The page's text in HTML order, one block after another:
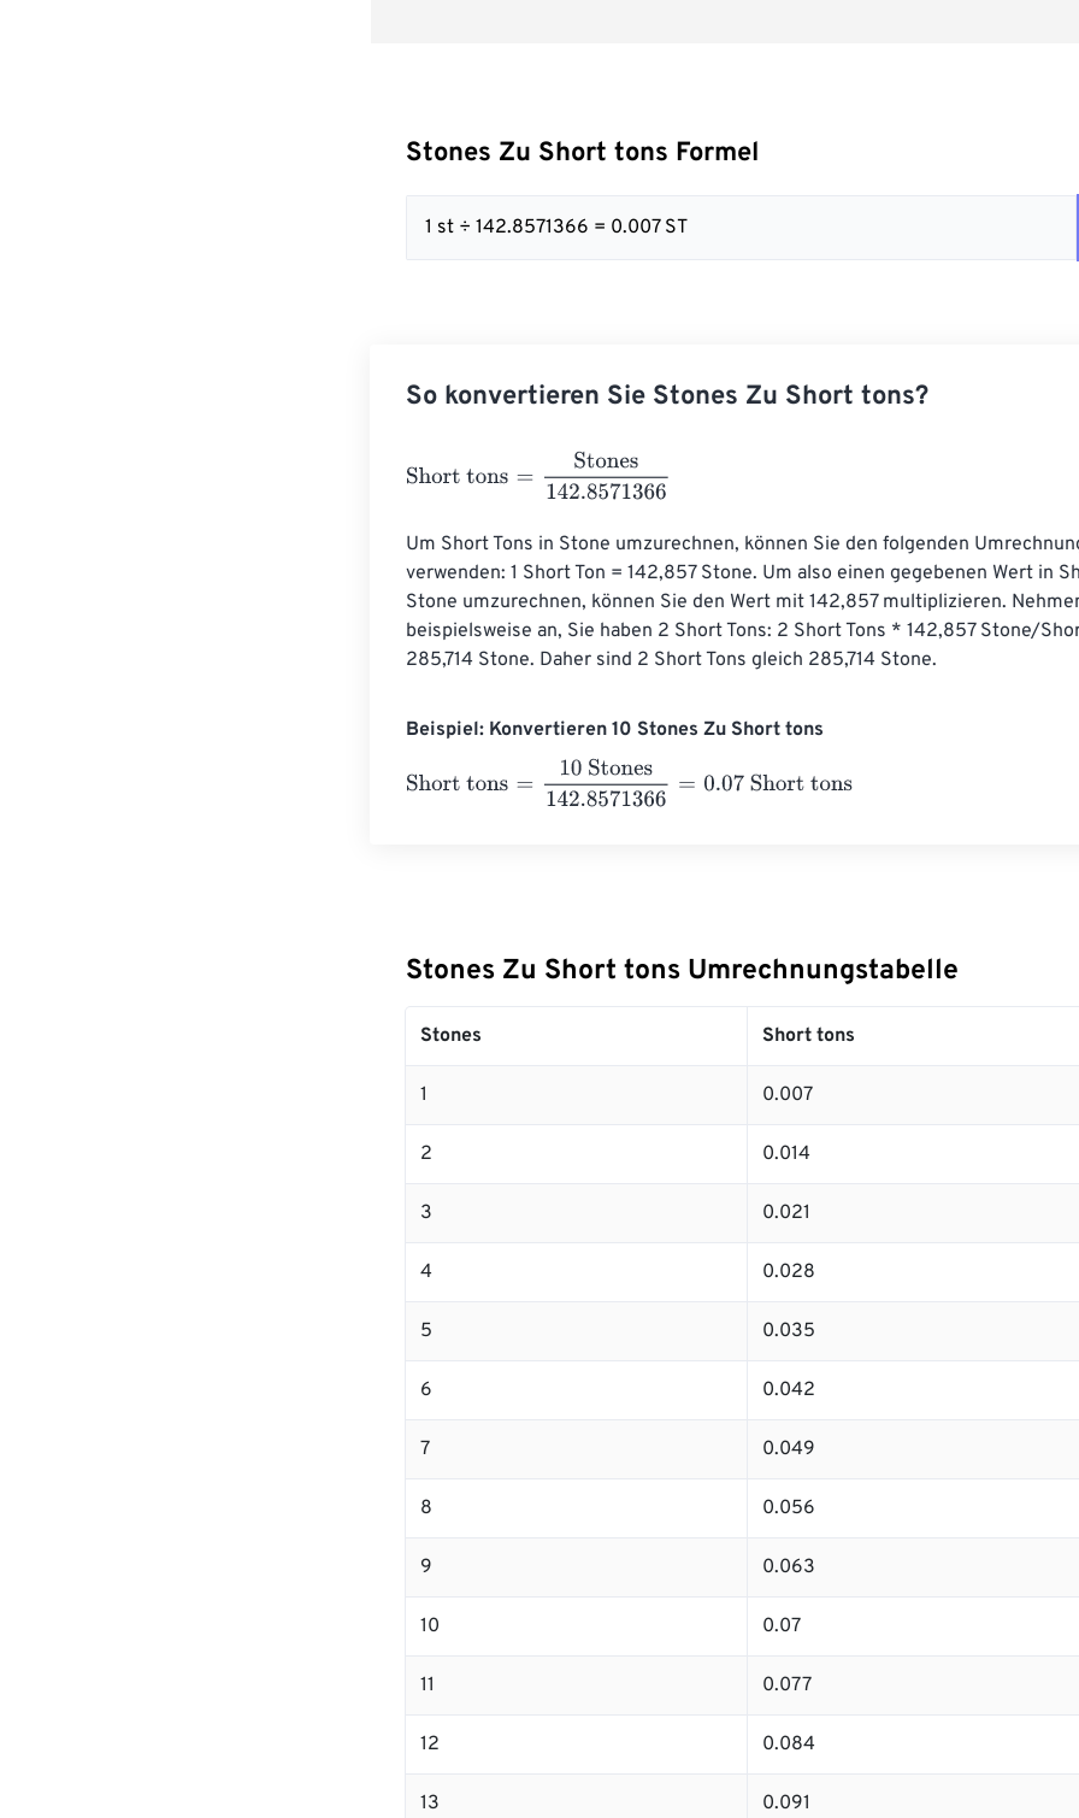
Stones Zu Short tons Formel
1 st ÷ 142.8571366 = 0.007 ST
So konvertieren Sie Stones Zu Short tons?
Short tons 142.8571366
Um Short Tons in Stone umzurechnen, können Sie den folgenden
verwenden: 1 Short Ton = 142,857 Stone. Um also einen gegebenen Wert in
Stone umzurechnen, können Sie den Wert mit 142,857 multiplizieren.
beispielsweise an, Sie haben 2 Short Tons: 2 Short Tons * 142,857 Stone/
285,714 Stone. Daher sind 2 Short Tons gleich 285,714 Stone.
Beispiel: Konvertieren 10 Stones Zu Short tons
Short tons
10 Stones142.8571366= 0.07 Short tons
Stones Zu Short tons Umrechnungstabelle
Stones Short tons
1 0.007
2 0.014
3 0.021
4 0.028
5 0.035
6 0.042
7 0.049
8 0.056
9 0.063
10 0.07
11 0.077
12 0.084
13 0.091